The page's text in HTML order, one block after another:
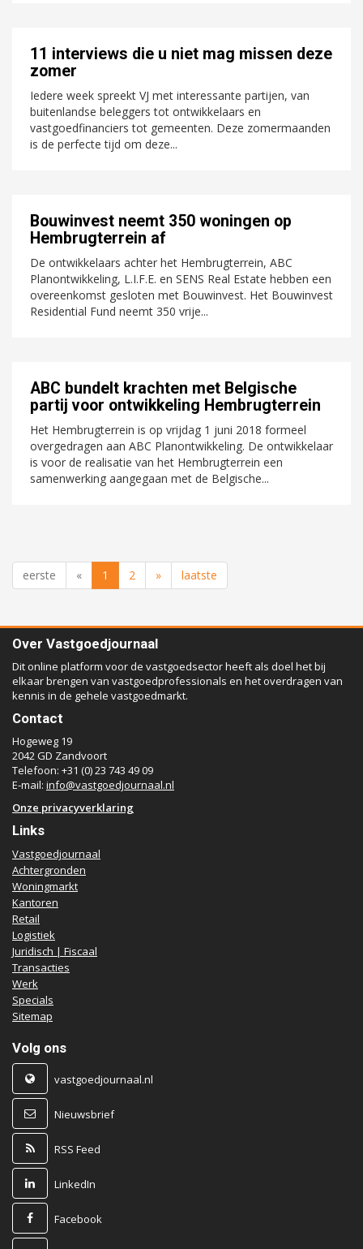
11 interviews die u niet mag missen deze
zomer
Iedere week spreekt VJ met interessante partijen, van
buitenlandse beleggers tot ontwikkelaars en
vastgoedfinanciers tot gemeenten. Deze zomermaanden
is de perfecte tijd om deze...
Bouwinvest neemt 350 woningen op
Hembrugterrein af
De ontwikkelaars achter het Hembrugterrein, ABC
Planontwikkeling, L.I.F.E. en SENS Real Estate hebben een
overeenkomst gesloten met Bouwinvest. Het Bouwinvest
Residential Fund neemt 350 vrije...
ABC bundelt krachten met Belgische
partij voor ontwikkeling Hembrugterrein
Het Hembrugterrein is op vrijdag 1 juni 2018 formeel
overgedragen aan ABC Planontwikkeling. De ontwikkelaar
is voor de realisatie van het Hembrugterrein een
samenwerking aangegaan met de Belgische...
eerste « 1 2 » laatste
Over Vastgoedjournaal
Dit online platform voor de vastgoedsector heeft als doel het bij
elkaar brengen van vastgoedprofessionals en het overdragen van
kennis in de gehele vastgoedmarkt.
Contact
Hogeweg 19
2042 GD Zandvoort
Telefoon: +31 (0) 23 743 49 09
E-mail: info@vastgoedjournaal.nl
Onze privacyverklaring
Links
Vastgoedjournaal
Achtergronden
Woningmarkt
Kantoren
Retail
Logistiek
Juridisch | Fiscaal
Transacties
Werk
Specials
Sitemap
Volg ons
vastgoedjournaal.nl
Nieuwsbrief
RSS Feed
LinkedIn
Facebook